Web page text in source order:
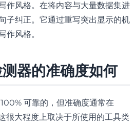
作风格。在将内容与大量数据集进
子纠正。它通过重写突出显示的机
作风格。
器的准确度如何
可靠的，但准确度通常在
很大程度上取决于所使用的工具类